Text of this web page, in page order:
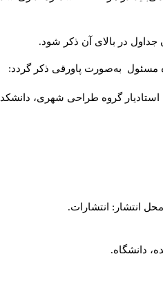
در بالای آن ذکر شود.
مسئول به‌صورت پاورقی ذکر گردد:
گروه طراحی شهری، دانشکده
انتشار: انتشارات.
دانشگاه.